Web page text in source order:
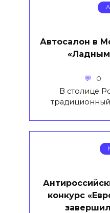
Автосалон в
0
В столице
конкурс